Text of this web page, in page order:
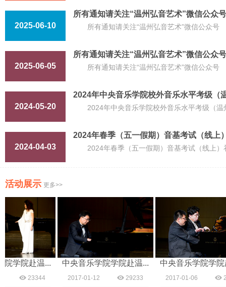
2025-06-10
所有通知请关注“温州弘音艺术”微信公众号
所有通知请关注“温州弘音艺术”微信公众号
2025-06-05
所有通知请关注“温州弘音艺术”微信公众号
所有通知请关注“温州弘音艺术”微信公众号
2024-05-20
2024年中央音乐学院校外音乐水平考级（
2024年中央音乐学院校外音乐水平考级（
2024-04-03
2024年春季（五一假期）音基考试（线上
2024年春季（五一假期）音基考试（线上）
活动展示 更多>>
院赴温...
23344
中央音乐学院学院赴温...
2017-01-12 29233
中央音乐学院学院赴
2017-01-06